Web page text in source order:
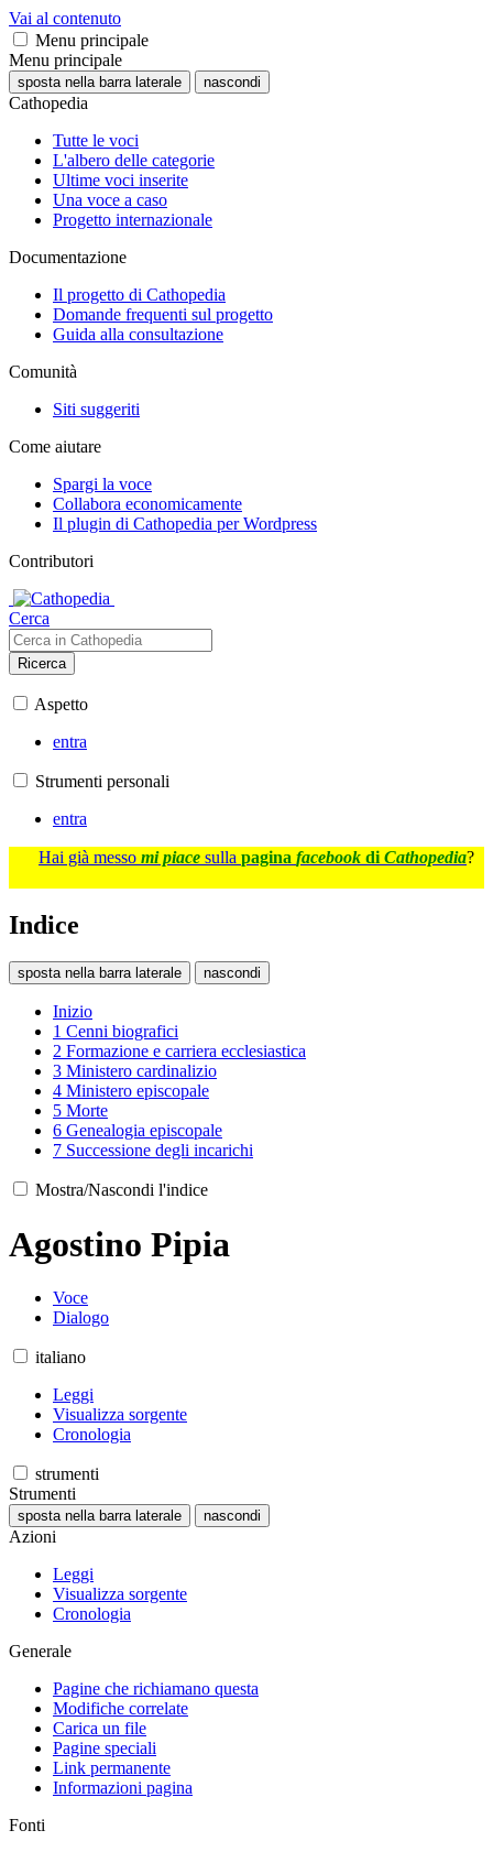
Vai al contenuto
Menu principale
Menu principale
sposta nella barra laterale nascondi
Cathopedia
Tutte le voci
L'albero delle categorie
Ultime voci inserite
Una voce a caso
Progetto internazionale
Documentazione
Il progetto di Cathopedia
Domande frequenti sul progetto
Guida alla consultazione
Comunità
Siti suggeriti
Come aiutare
Spargi la voce
Collabora economicamente
Il plugin di Cathopedia per Wordpress
Contributori
Cerca
Ricerca
Aspetto
entra
Strumenti personali
entra
Hai già messo mi piace sulla pagina facebook di Cathopedia?
Indice
sposta nella barra laterale nascondi
Inizio
1 Cenni biografici
2 Formazione e carriera ecclesiastica
3 Ministero cardinalizio
4 Ministero episcopale
5 Morte
6 Genealogia episcopale
7 Successione degli incarichi
Mostra/Nascondi l'indice
Agostino Pipia
Voce
Dialogo
italiano
Leggi
Visualizza sorgente
Cronologia
strumenti
Strumenti
sposta nella barra laterale nascondi
Azioni
Leggi
Visualizza sorgente
Cronologia
Generale
Pagine che richiamano questa
Modifiche correlate
Carica un file
Pagine speciali
Link permanente
Informazioni pagina
Fonti